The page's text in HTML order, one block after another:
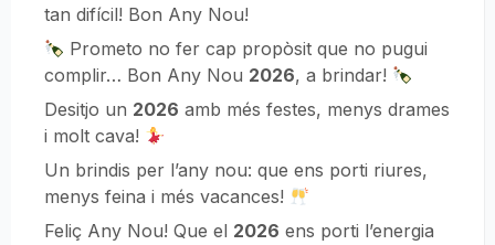
tan difícil! Bon Any Nou!
Prometo no fer cap propòsit que no pugui
complir… Bon Any Nou 2026, a brindar!
Desitjo un 2026 amb més festes, menys drames
i molt cava!
Un brindis per l’any nou: que ens porti riures,
menys feina i més vacances!
Feliç Any Nou! Que el 2026 ens porti l’energia